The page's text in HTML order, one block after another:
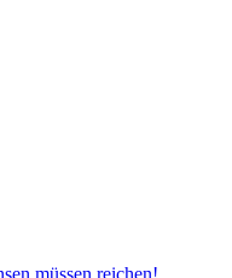
müssen reichen!